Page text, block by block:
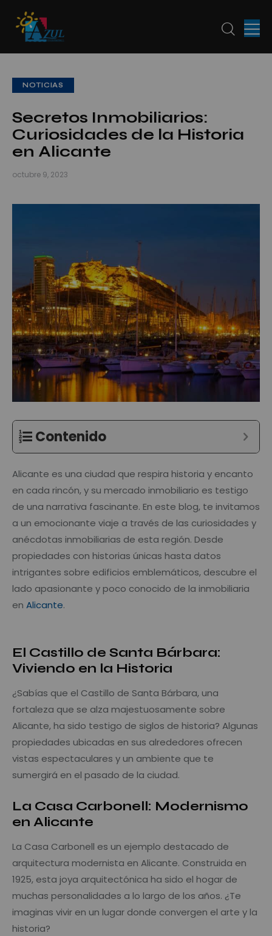
NOTICIAS
Secretos Inmobiliarios:
Curiosidades de la Historia
en Alicante
octubre 9, 2023
Contenido
Alicante es una ciudad que respira historia y encanto
en cada rincón, y su mercado inmobiliario es testigo
de una narrativa fascinante. En este blog, te invitamos
a un emocionante viaje a través de las curiosidades y
anécdotas inmobiliarias de esta región. Desde
propiedades con historias únicas hasta datos
intrigantes sobre edificios emblemáticos, descubre el
lado apasionante y poco conocido de la inmobiliaria
en Alicante.
El Castillo de Santa Bárbara:
Viviendo en la Historia
¿Sabías que el Castillo de Santa Bárbara, una
fortaleza que se alza majestuosamente sobre
Alicante, ha sido testigo de siglos de historia? Algunas
propiedades ubicadas en sus alrededores ofrecen
vistas espectaculares y un ambiente que te
sumergirá en el pasado de la ciudad.
La Casa Carbonell: Modernismo
en Alicante
La Casa Carbonell es un ejemplo destacado de
arquitectura modernista en Alicante. Construida en
1925, esta joya arquitectónica ha sido el hogar de
muchas personalidades a lo largo de los años. ¿Te
imaginas vivir en un lugar donde convergen el arte y la
historia?